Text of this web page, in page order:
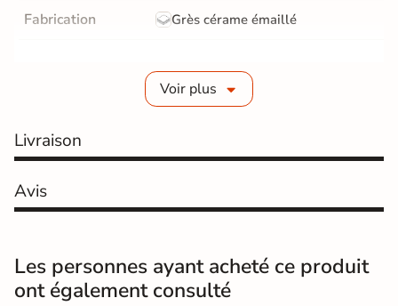
Fabrication Grès cérame émaillé
Gr4 - Très résistant
Masse colorée Oui
Bords
Surface Lisse
Voir plus
Livraison
Avis
Les personnes ayant acheté ce produit
ont également consulté